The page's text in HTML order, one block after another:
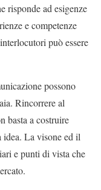
risponde ad esigenze
e competenze
può essere
possono
Rincorrere al
basta a costruire
idea. La visone ed il
e punti di vista che